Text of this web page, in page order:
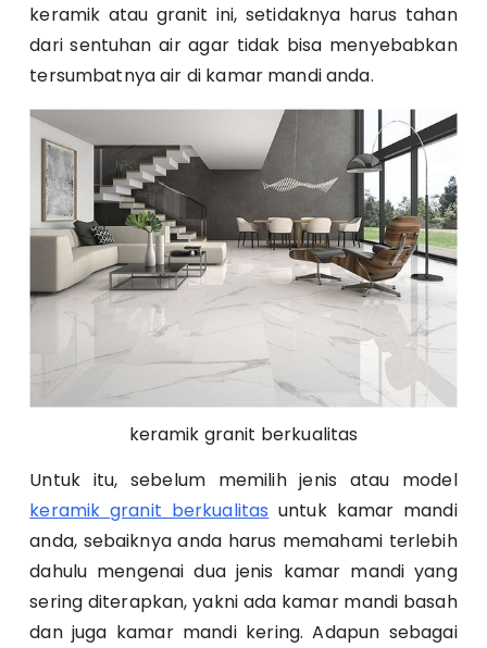
keramik atau granit ini, setidaknya harus tahan
dari sentuhan air agar tidak bisa menyebabkan
tersumbatnya air di kamar mandi anda.
keramik granit berkualitas
Untuk itu, sebelum memilih jenis atau model
keramik granit berkualitas untuk kamar mandi
anda, sebaiknya anda harus memahami terlebih
dahulu mengenai dua jenis kamar mandi yang
sering diterapkan, yakni ada kamar mandi basah
dan juga kamar mandi kering. Adapun sebagai